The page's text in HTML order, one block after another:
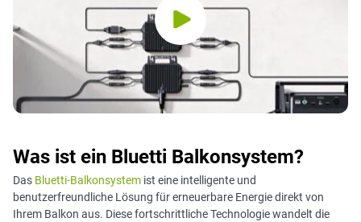
Was ist ein Bluetti Balkonsystem?
Das Bluetti-Balkonsystem ist eine intelligente und
benutzerfreundliche Lösung für erneuerbare Energie direkt von
Ihrem Balkon aus. Diese fortschrittliche Technologie wandelt die